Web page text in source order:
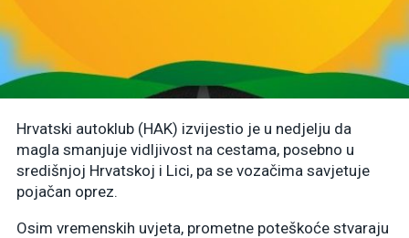
Hrvatski autoklub (HAK) izvijestio je u nedjelju da
magla smanjuje vidljivost na cestama, posebno u
središnjoj Hrvatskoj i Lici, pa se vozačima savjetuje
pojačan oprez.
Osim vremenskih uvjeta, prometne poteškoće stvaraju